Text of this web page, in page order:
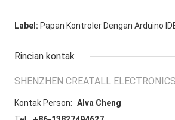
Label: Papan Kontroler Dengan Arduino
Rincian kontak
SHENZHEN CREATALL
Kontak Person: Alva Cheng